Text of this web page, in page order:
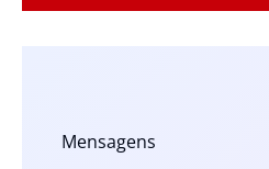
Mensagens